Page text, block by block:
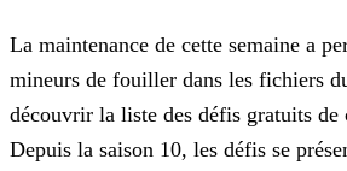
La maintenance de cette semaine a
mineurs de fouiller dans les fichiers
découvrir la liste des défis gratuits de
Depuis la saison 10, les défis se